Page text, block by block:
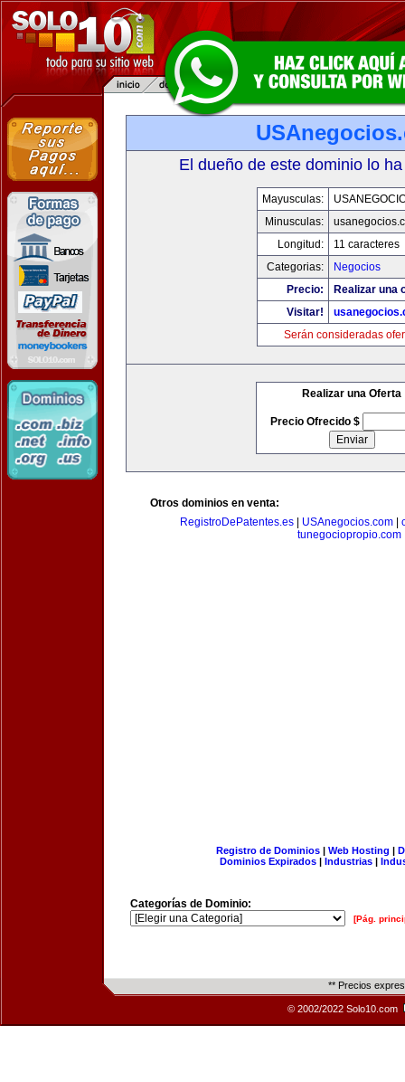
El dueño de este dominio lo
Mayusculas:
Minusculas:
Longitud:
11 caracteres
Categorias:
Negocios
Precio:
Realizar una
Visitar!
Serán consideradas
Realizar una Oferta
Precio Ofrecido $
Otros dominios en venta:
RegistroDePatentes.es
USAnegocios.com
tunegociopropio.com
Registro de Dominios| Web Hosting |
Dominios Expirados | Industrias |
Categorías de Dominio:
[Pág.
** Precios
© 2002/2022 Solo10.com